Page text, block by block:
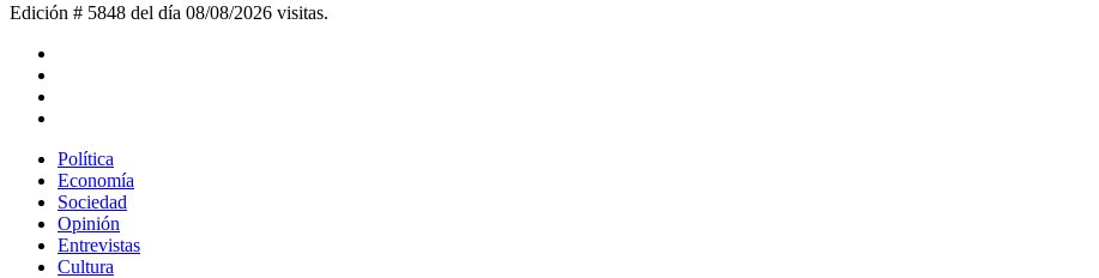
Edición # 5848 del día 08/08/2026 visitas.
Política
Economía
Sociedad
Opinión
Entrevistas
Cultura